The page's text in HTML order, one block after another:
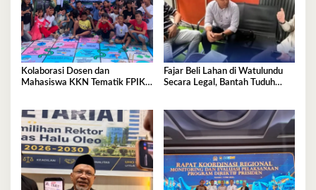
Kolaborasi Dosen dan
Mahasiswa KKN Tematik FPIK
anak di Kelurahan Lapulu
Fajar Beli Lahan di Watulundu
Secara Legal, Bantah Tuduh